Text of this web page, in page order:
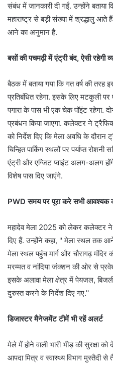
संबंध में जानकारी दी गईं. उन्होंने
महाराष्ट्र से बड़ी संख्या में श्रद्धालु
आने का अनुमान है.
बसों की पचमढ़ी में एंट्री बंद, ऐसी रहेगी
बैठक में बताया गया कि गत वर्ष की तरह
प्रतिबंधित रहेगा. इसके लिए मटकुली पर
पगारा के पास भी एक चेक पॉइंट रहेगा.
प्रबंधन किया जाएगा. कलेक्टर ने
को निर्देश दिए कि मेला अवधि के
चिन्हित पार्किंग स्थलों पर पर्याप्त
एंट्री और एग्जिट प्वाइंट अलग-अलग
विशेष पास दिए जाएंगे.
PWD समय पर पूरा करे सभी आवश्यक
महादेव मेला 2025 को लेकर कलेक्टर ने
दिए हैं. उन्होंने कहा, '' मेला स्थल तक आने
मेला स्थल पहुंच मार्ग और चौरागढ़ मंदिर
मरम्मत व नांदिया जंक्शन की ओर से
इसके अलावा मेला क्षेत्र में पेयजल,
दुरुस्त करने के निर्देश दिए गए.''
डिजास्टर मैनेजमेंट टीमें भी रहें अलर्ट
मेले में होने वाली भारी भीड़ की सुरक्षा
आपदा मित्र व स्वास्थ्य विभाग मुस्तैदी